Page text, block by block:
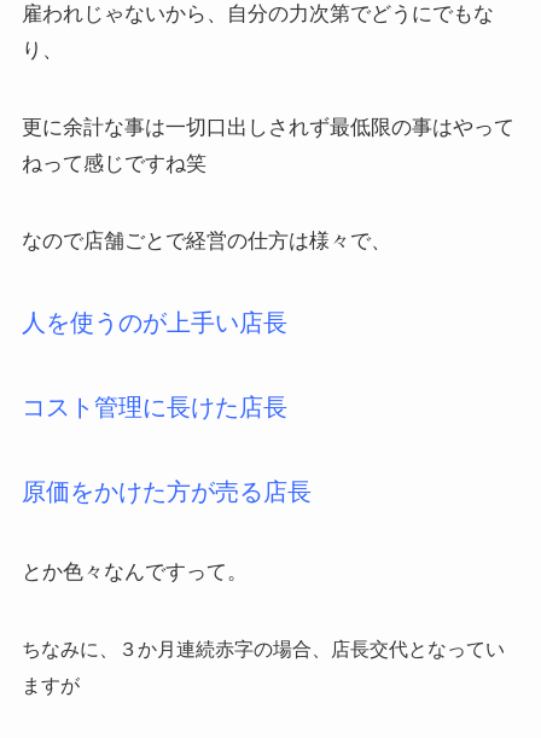
雇われじゃないから、自分の力次第でどうにでもな
り、
更に余計な事は一切口出しされず最低限の事はやって
ねって感じですね笑
なので店舗ごとで経営の仕方は様々で、
人を使うのが上手い店長
コスト管理に長けた店長
原価をかけた方が売る店長
とか色々なんですって。
ちなみに、３か月連続赤字の場合、店長交代となってい
ますが